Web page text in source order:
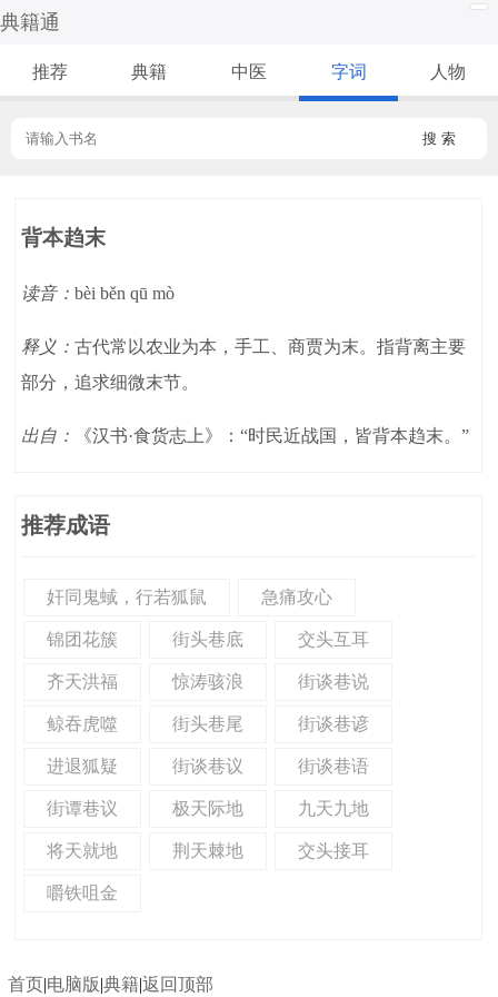
典籍通
推荐 典籍 中医 字词 人物
搜 索
背本趋末
读音：bèi běn qū mò
释义：古代常以农业为本，手工、商贾为末。指背离主要
部分，追求细微末节。
出自： 《汉书·食货志上》：“时民近战国，皆背本趋末。”
推荐成语
奸同鬼蜮，行若狐鼠 急痛攻心
锦团花簇 街头巷底 交头互耳
齐天洪福 惊涛骇浪 街谈巷说
鲸吞虎噬 街头巷尾 街谈巷谚
进退狐疑 街谈巷议 街谈巷语
街谭巷议 极天际地 九天九地
将天就地 荆天棘地 交头接耳
嚼铁咀金
首页|电脑版|典籍|返回顶部